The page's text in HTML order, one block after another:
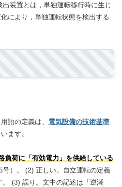
装置とは，単独運転移行時に生じ
により，単独運転状態を検出する
語の定義は、 電気設備の技術基準
ます。
負荷に「有効電力」を供給している
号）。 (2) 正しい。自立運転の定義
。 (3) 誤り。文中の記述は「逆潮